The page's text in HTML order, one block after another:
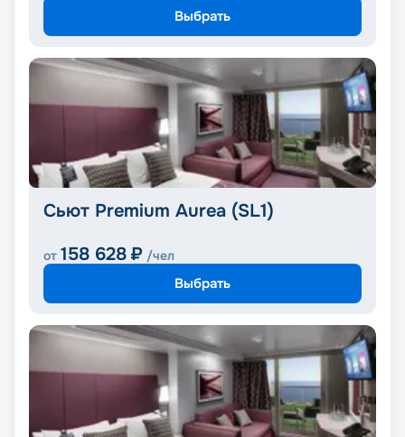
Выбрать
Сьют Premium Aurea (SL1)
от 158 628 ₽ /чел
Выбрать